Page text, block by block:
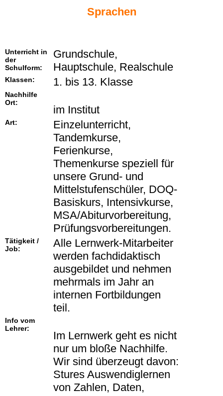
Sprachen
Unterricht in
der
Schulform:
Grundschule,
Hauptschule, Realschule
Klassen: 1. bis 13. Klasse
Nachhilfe
Ort:
im Institut
Art:
Einzelunterricht,
Tandemkurse,
Ferienkurse,
Themenkurse speziell für
unsere Grund- und
Mittelstufenschüler, DOQ-
Basiskurs, Intensivkurse,
MSA/Abiturvorbereitung,
Prüfungsvorbereitungen.
Tätigkeit /
Job:
Alle Lernwerk-Mitarbeiter
werden fachdidaktisch
ausgebildet und nehmen
mehrmals im Jahr an
internen Fortbildungen
teil.
Info vom
Lehrer:
Im Lernwerk geht es nicht
nur um bloße Nachhilfe.
Wir sind überzeugt davon:
Stures Auswendiglernen
von Zahlen, Daten,